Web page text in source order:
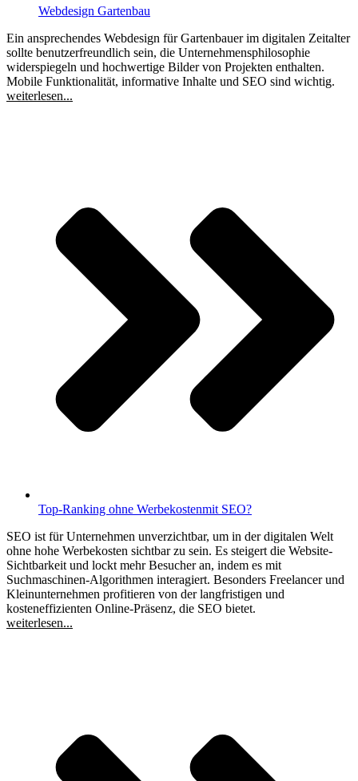
Webdesign Gartenbau
Ein ansprechendes Webdesign für Gartenbauer im digitalen Zeitalter
sollte benutzerfreundlich sein, die Unternehmensphilosophie
widerspiegeln und hochwertige Bilder von Projekten enthalten.
Mobile Funktionalität, informative Inhalte und SEO sind wichtig.
weiterlesen...
Top-Ranking ohne Werbekostenmit SEO?
SEO ist für Unternehmen unverzichtbar, um in der digitalen Welt
ohne hohe Werbekosten sichtbar zu sein. Es steigert die Website-
Sichtbarkeit und lockt mehr Besucher an, indem es mit
Suchmaschinen-Algorithmen interagiert. Besonders Freelancer und
Kleinunternehmen profitieren von der langfristigen und
kosteneffizienten Online-Präsenz, die SEO bietet.
weiterlesen...